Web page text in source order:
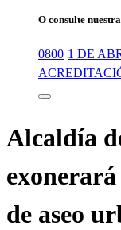
O consulte
0800 1 DE
Alcaldía
de aseo